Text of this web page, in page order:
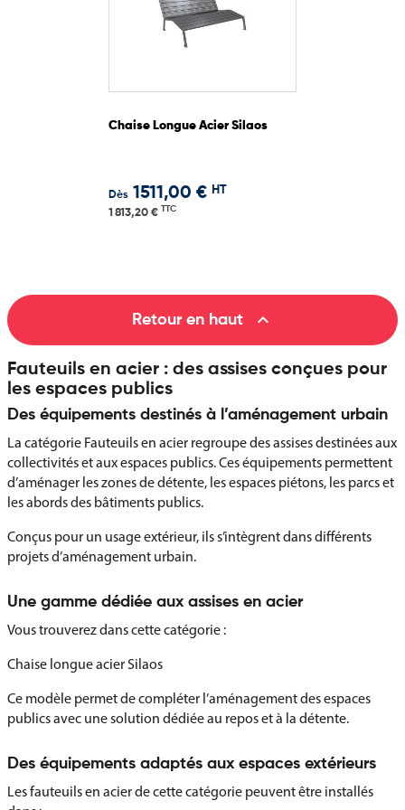
Chaise Longue Acier Silaos
Dès 1511,00 € HT
1 813,20 € TTC
Retour en haut 
Fauteuils en acier : des assises conçues pour
les espaces publics
Des équipements destinés à l’aménagement urbain
La catégorie Fauteuils en acier regroupe des assises destinées aux
collectivités et aux espaces publics. Ces équipements permettent
d’aménager les zones de détente, les espaces piétons, les parcs et
les abords des bâtiments publics.
Conçus pour un usage extérieur, ils s’intègrent dans différents
projets d’aménagement urbain.
Une gamme dédiée aux assises en acier
Vous trouverez dans cette catégorie :
Chaise longue acier Silaos
Ce modèle permet de compléter l’aménagement des espaces
publics avec une solution dédiée au repos et à la détente.
Des équipements adaptés aux espaces extérieurs
Les fauteuils en acier de cette catégorie peuvent être installés